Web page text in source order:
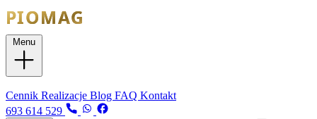
Cennik Realizacje Blog FAQ Kontakt
693 614 529